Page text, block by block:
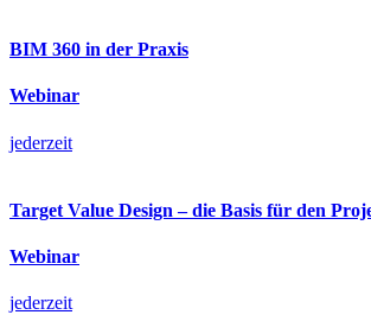
BIM 360 in der Praxis
Webinar
jederzeit
Target Value Design – die Basis für den
Webinar
jederzeit